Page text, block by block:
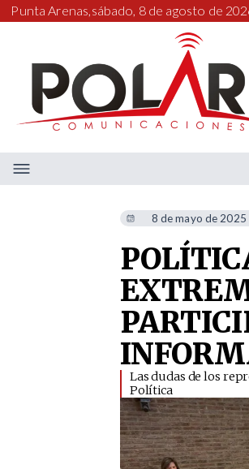
Punta Arenas,sábado, 8 de agosto de
8 de mayo de 2025
​Las dudas de los
Política